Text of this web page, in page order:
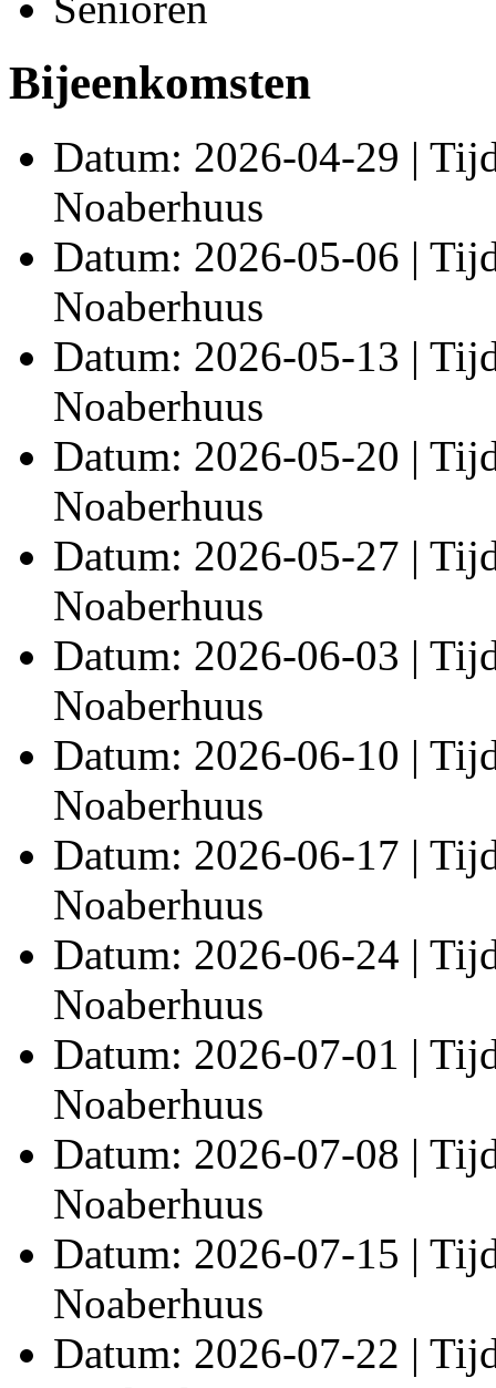
Bijeenkomsten
Datum: 2026-04-29 |
Noaberhuus
Datum: 2026-05-06 |
Noaberhuus
Datum: 2026-05-13 |
Noaberhuus
Datum: 2026-05-20 |
Noaberhuus
Datum: 2026-05-27 |
Noaberhuus
Datum: 2026-06-03 |
Noaberhuus
Datum: 2026-06-10 |
Noaberhuus
Datum: 2026-06-17 |
Noaberhuus
Datum: 2026-06-24 |
Noaberhuus
Datum: 2026-07-01 |
Noaberhuus
Datum: 2026-07-08 |
Noaberhuus
Datum: 2026-07-15 |
Noaberhuus
Datum: 2026-07-22 |